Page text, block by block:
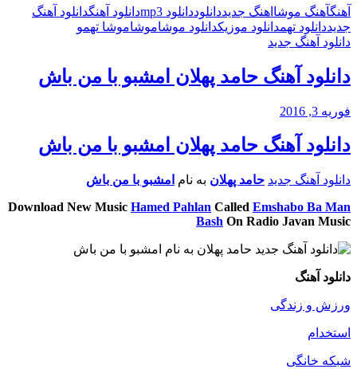
آهنگآهنگ موشا اهنگ جدیددانلوددانلود mp3 دانلود آهنگدانلود آهنگ
جدیددانلود تهمدانلود موزیکدانلود موشاموشاموشا تهمو
دانلود آهنگ جدید
دانلود آهنگ حامد پهلان امشبو با من باش
فوریه 3, 2016
دانلود آهنگ حامد پهلان امشبو با من باش
دانلود آهنگ جدید حامد پهلان به نام امشبو با من باش
Download New Music Hamed Pahlan Called Emshabo Ba Man
Bash On Radio Javan Music
دانلود آهنگ
ورزش و زندگی
استخدام
شبکه خانگی